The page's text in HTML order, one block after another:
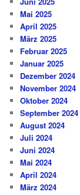
Mai 2025
April 2025
März 2025
Februar 2025
Januar 2025
Dezember 2024
November 2024
Oktober 2024
September 2024
August 2024
Juli 2024
Juni 2024
Mai 2024
April 2024
März 2024